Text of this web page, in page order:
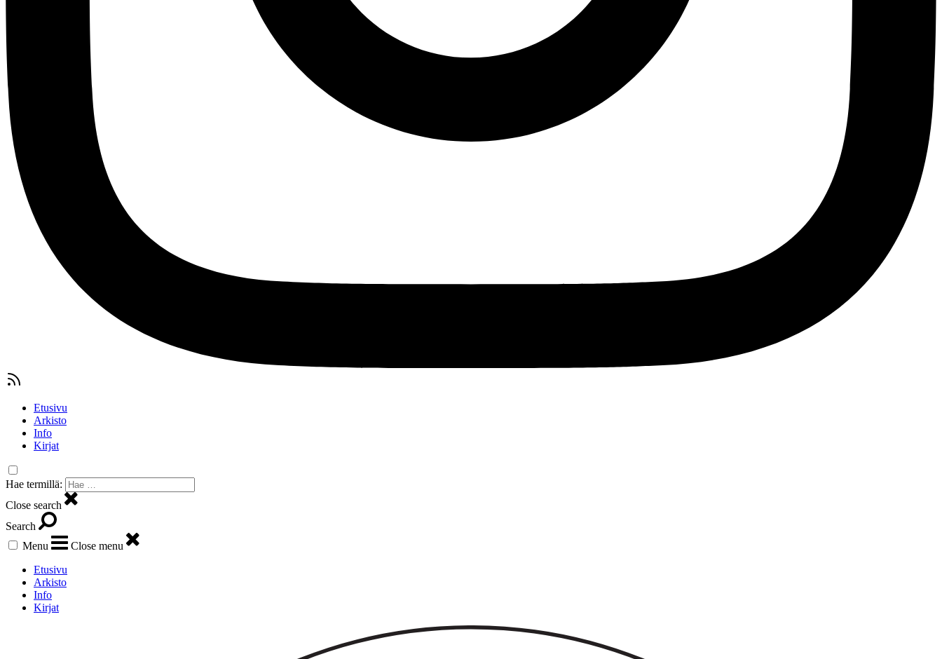
Etusivu
Arkisto
Info
Kirjat
Hae termillä:
Close search
Search
Menu
Close menu
Etusivu
Arkisto
Info
Kirjat